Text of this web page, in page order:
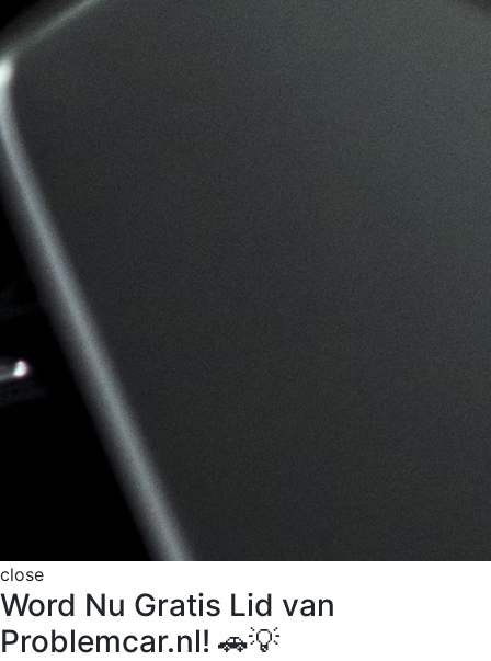
close
Word Nu Gratis Lid van
Problemcar.nl! 🚗💡